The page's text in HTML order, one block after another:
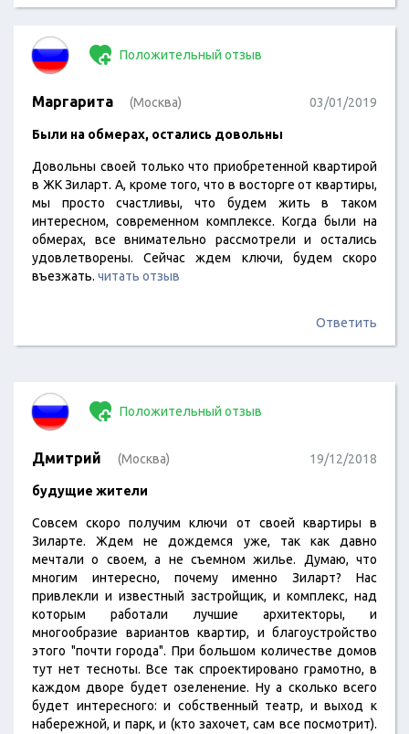
Положительный отзыв
Маргарита (Москва) 03/01/2019
Были на обмерах, остались довольны
Довольны своей только что приобретенной квартирой
в ЖК Зиларт. А, кроме того, что в восторге от квартиры,
мы просто счастливы, что будем жить в таком
интересном, современном комплексе. Когда были на
обмерах, все внимательно рассмотрели и остались
удовлетворены. Сейчас ждем ключи, будем скоро
въезжать. читать отзыв
Ответить
Положительный отзыв
Дмитрий (Москва) 19/12/2018
будущие жители
Совсем скоро получим ключи от своей квартиры в
Зиларте. Ждем не дождемся уже, так как давно
мечтали о своем, а не съемном жилье. Думаю, что
многим интересно, почему именно Зиларт? Нас
привлекли и известный застройщик, и комплекс, над
которым работали лучшие архитекторы, и
многообразие вариантов квартир, и благоустройство
этого "почти города". При большом количестве домов
тут нет тесноты. Все так спроектировано грамотно, в
каждом дворе будет озеленение. Ну а сколько всего
будет интересного: и собственный театр, и выход к
набережной, и парк, и (кто захочет, сам все посмотрит).